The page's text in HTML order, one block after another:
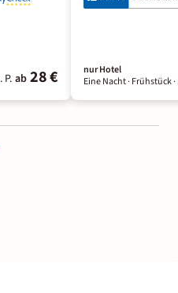
P. ab 28 €
nur Hotel
Eine Nacht· Frühstück